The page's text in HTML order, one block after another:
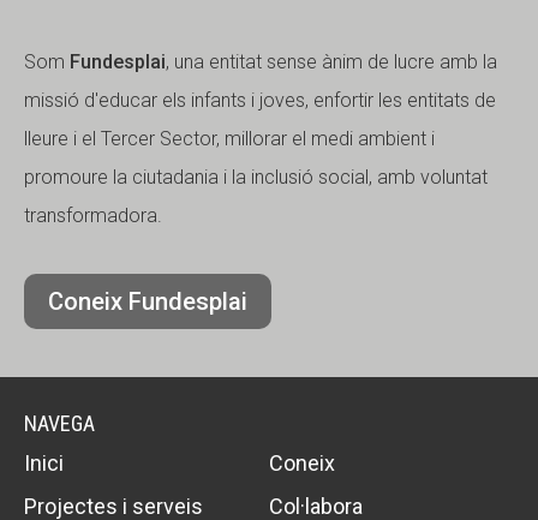
Som Fundesplai, una entitat sense ànim de lucre amb la
missió d'educar els infants i joves, enfortir les entitats de
lleure i el Tercer Sector, millorar el medi ambient i
promoure la ciutadania i la inclusió social, amb voluntat
transformadora.
Coneix Fundesplai
NAVEGA
Inici
Coneix
Projectes i serveis
Col·labora